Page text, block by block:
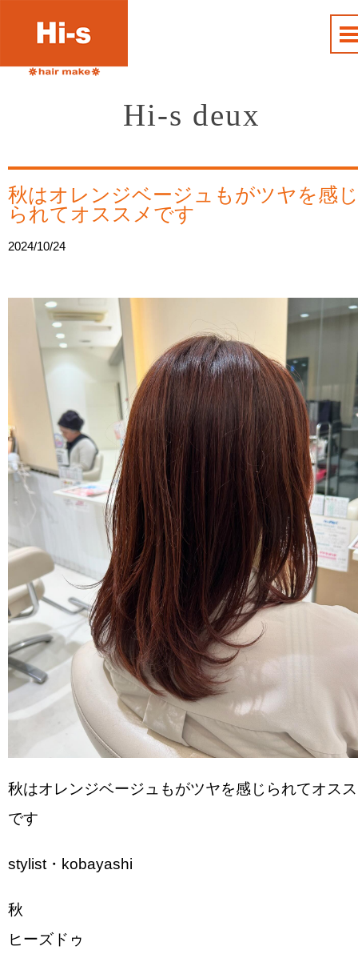
Hi-s deux
秋はオレンジベージュもがツヤを感じ
られてオススメです
2024/10/24
秋はオレンジベージュもがツヤを感じられてオス
です
stylist・kobayashi
秋
ヒーズドゥ